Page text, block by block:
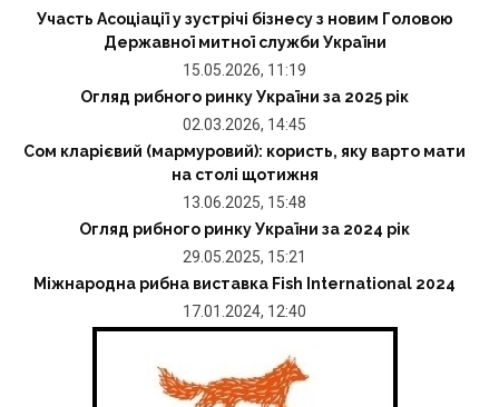
Участь Асоціації у зустрічі бізнесу з новим Головою
Державної митної служби України
15.05.2026, 11:19
Огляд рибного ринку України за 2025 рік
02.03.2026, 14:45
Сом кларієвий (мармуровий): користь, яку варто мати
на столі щотижня
13.06.2025, 15:48
Огляд рибного ринку України за 2024 рік
29.05.2025, 15:21
Міжнародна рибна виставка Fish International 2024
17.01.2024, 12:40